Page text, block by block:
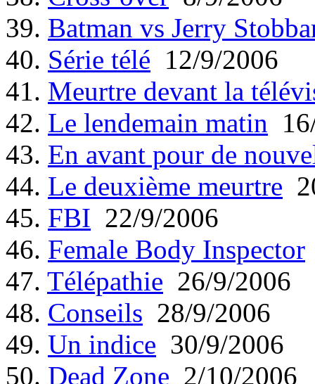
39. Batman vs Jerry
40. Série télé 12/9/2006
41. Meurtre devant la
42. Le lendemain matin
43. En avant pour de
44. Le deuxième meurtre
45. FBI 22/9/2006
46. Female Body Inspector
47. Télépathie 26/9/2006
48. Conseils 28/9/2006
49. Un indice 30/9/2006
50. Dead Zone 2/10/2006